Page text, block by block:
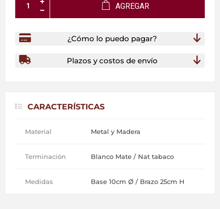
AGREGAR
¿Cómo lo puedo pagar?
Plazos y costos de envío
CARACTERÍSTICAS
Material Metal y Madera
Terminación Blanco Mate / Nat tabaco
Medidas Base 10cm Ø / Brazo 25cm H